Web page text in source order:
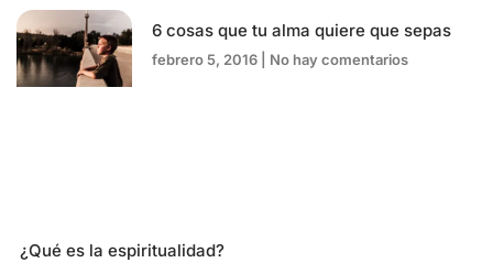
6 cosas que tu alma quiere que sepas
febrero 5, 2016 No hay comentarios
¿Qué es la espiritualidad?